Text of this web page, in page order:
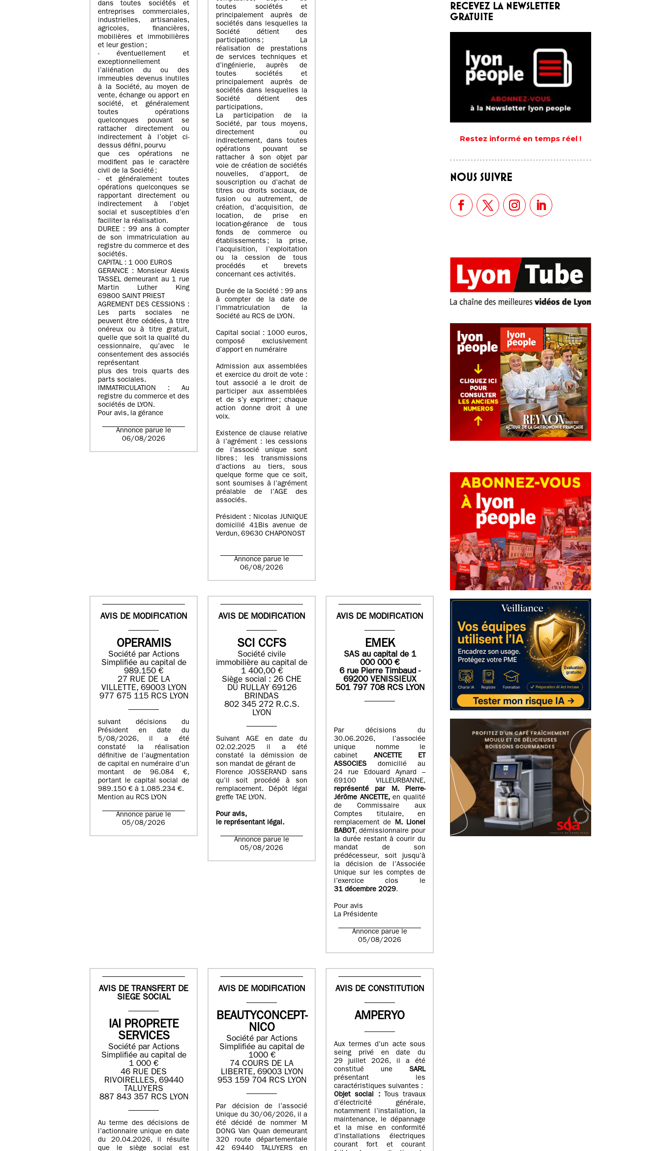
dans toutes sociétés et
entreprises commerciales,
industrielles, artisanales,
agricoles, financières,
mobilières et immobilières
et leur gestion ;
- éventuellement et
exceptionnellement
l’aliénation du ou des
immeubles devenus inutiles
à la Société, au moyen de
vente, échange ou apport en
société, et généralement
toutes opérations
quelconques pouvant se
rattacher directement ou
indirectement à l’objet ci-
dessus défini, pourvu
que ces opérations ne
modifient pas le caractère
civil de la Société ;
- et généralement toutes
opérations quelconques se
rapportant directement ou
indirectement à l’objet
social et susceptibles d’en
faciliter la réalisation.
DUREE : 99 ans à compter
de son immatriculation au
registre du commerce et des
sociétés.
CAPITAL : 1 000 EUROS
GERANCE : Monsieur Alexis
TASSEL demeurant au 1 rue
Martin Luther King
69800 SAINT PRIEST
AGREMENT DES CESSIONS :
Les parts sociales ne
peuvent être cédées, à titre
onéreux ou à titre gratuit,
quelle que soit la qualité du
cessionnaire, qu’avec le
consentement des associés
représentant
plus des trois quarts des
parts sociales.
IMMATRICULATION : Au
registre du commerce et des
sociétés de LYON.
Pour avis, la gérance
Annonce parue le
06/08/2026
toutes sociétés et
principalement auprès de
sociétés dans lesquelles la
Société détient des
participations ; La
réalisation de prestations
de services techniques et
d’ingénierie, auprès de
toutes sociétés et
principalement auprès de
sociétés dans lesquelles la
Société détient des
participations,
La participation de la
Société, par tous moyens,
directement ou
indirectement, dans toutes
opérations pouvant se
rattacher à son objet par
voie de création de sociétés
nouvelles, d’apport, de
souscription ou d’achat de
titres ou droits sociaux, de
fusion ou autrement, de
création, d’acquisition, de
location, de prise en
location-gérance de tous
fonds de commerce ou
établissements ; la prise,
l’acquisition, l’exploitation
ou la cession de tous
procédés et brevets
concernant ces activités.
Durée de la Société : 99 ans
à compter de la date de
l’immatriculation de la
Société au RCS de LYON.
Capital social : 1000 euros,
composé exclusivement
d’apport en numéraire
Admission aux assemblées
et exercice du droit de vote :
tout associé a le droit de
participer aux assemblées
et de s’y exprimer ; chaque
action donne droit à une
voix.
Existence de clause relative
à l’agrément : les cessions
de l’associé unique sont
libres ; les transmissions
d’actions au tiers, sous
quelque forme que ce soit,
sont soumises à l’agrément
préalable de l’AGE des
associés.
Président : Nicolas JUNIQUE
domicilié 41Bis avenue de
Verdun, 69630 CHAPONOST
Annonce parue le
06/08/2026
AVIS DE MODIFICATION
OPERAMIS
Société par Actions
Simplifiée au capital de
989.150 €
27 RUE DE LA
VILLETTE, 69003 LYON
977 675 115 RCS LYON
suivant décisions du
Président en date du
5/08/2026, il a été
constaté la réalisation
définitive de l’augmentation
de capital en numéraire d’un
montant de 96.084 €,
portant le capital social de
989.150 € à 1.085.234 €.
Mention au RCS LYON
Annonce parue le
05/08/2026
AVIS DE MODIFICATION
SCI CCFS
Société civile
immobilière au capital de
1 400,00 €
Siège social : 26 CHE
DU RULLAY 69126
BRINDAS
802 345 272 R.C.S.
LYON
Suivant AGE en date du
02.02.2025 il a été
constaté la démission de
son mandat de gérant de
Florence JOSSERAND sans
qu’il soit procédé à son
remplacement. Dépôt légal
greffe TAE LYON.
Pour avis,
le représentant légal.
Annonce parue le
05/08/2026
AVIS DE MODIFICATION
EMEK
SASau capital de 1
000 000€
6 rue Pierre Timbaud -
69200 VENISSIEUX
501 797 708 RCS LYON
Par décisions du
30.06.2026, l’associée
unique nomme le
cabinet ANCETTE ET
ASSOCIES
domicilié au
24 rue Edouard Aynard –
69100 VILLEURBANNE,
représenté par M.Pierre-
Jérôme ANCETTE, en qualité
de Commissaire aux
Comptes titulaire, en
remplacement de M.Lionel
BABOT, démissionnaire pour
la durée restant à courir du
mandat de son
prédécesseur, soit jusqu’à
la décision de l’Associée
Unique sur les comptes de
l’exercice clos le
31 décembre 2029.
Pour avis
La Présidente
Annonce parue le
05/08/2026
AVIS DE TRANSFERT DE
SIEGE SOCIAL
IAI PROPRETE
SERVICES
Société par Actions
Simplifiée au capital de
1 000 €
46 RUE DES
RIVOIRELLES, 69440
TALUYERS
887 843 357 RCS LYON
Au terme des décisions de
l’actionnaire unique en date
du 20.04.2026, il résulte
que le siège social est
AVIS DE MODIFICATION
BEAUTYCONCEPT-
NICO
Société par Actions
Simplifiée au capital de
1000 €
74 COURS DE LA
LIBERTE, 69003 LYON
953 159 704 RCS LYON
Par décision de l’associé
Unique du 30/06/2026, il a
été décidé de nommer M
DONG Van Quan demeurant
320 route départementale
42 69440 TALUYERS en
AVIS DE CONSTITUTION
AMPERYO
Aux termes d’un acte sous
seing privé en date du
29 juillet 2026, il a été
constitué une SARL
présentant les
caractéristiques suivantes :
Objet social :
Tous travaux
d’électricité générale,
notamment l’installation, la
maintenance, le dépannage
et la mise en conformité
d’installations électriques
courant fort et courant
RECEVEZ LA NEWSLETTER
GRATUITE
Restez informé en temps réel !
NOUS SUIVRE